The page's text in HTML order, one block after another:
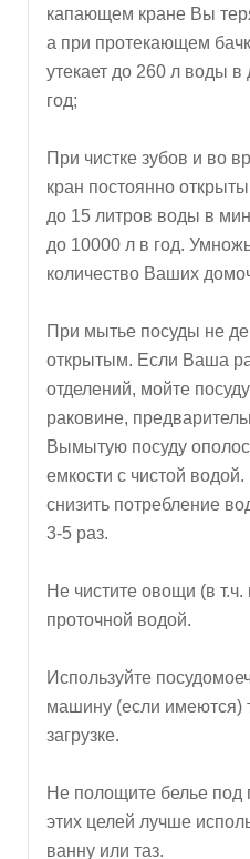
капающем кране Вы
а при протекающем
утекает до 260 л воды
год;
При чистке зубов и во
кран постоянно
до 15 литров воды в
до 10000 л в год.
количество Ваших
При мытье посуды не
открытым. Если Ваша
отделений, мойте
раковине,
Вымытую посуду
емкости с чистой
снизить потребление
3-5 раз.
Не чистите овощи (в
проточной водой.
Используйте
машину (если имеются)
загрузке.
Не полощите белье под
этих целей лучше
ванну или таз.